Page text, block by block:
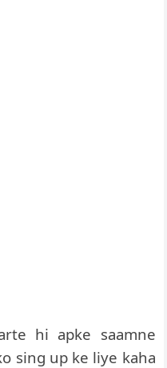
hi apke saamne
sing up ke liye kaha